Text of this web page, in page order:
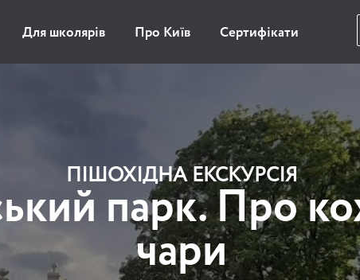
Для школярів Про Київ Сертифікати
ПІШОХІДНА ЕКСКУРСІЯ
парк. Про
чари